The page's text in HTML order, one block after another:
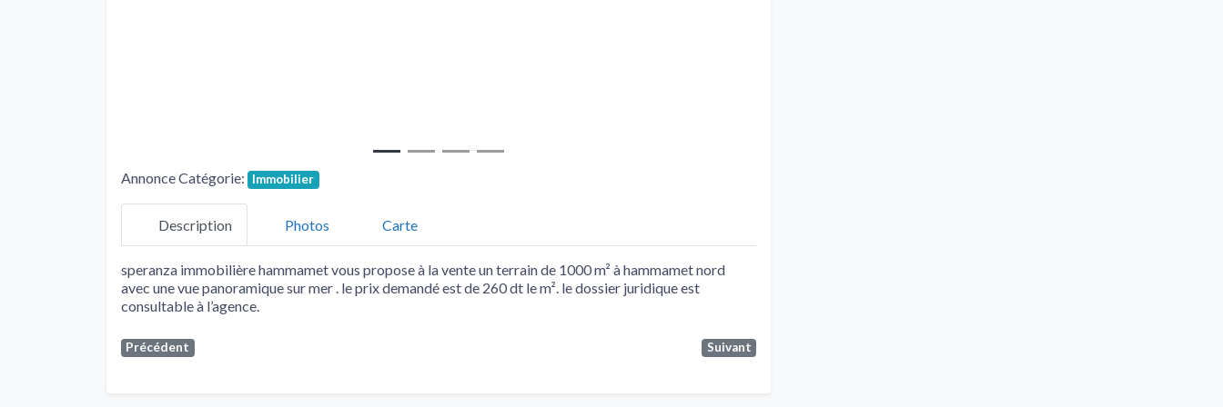
Annonce Catégorie: Immobilier
Description Photos Carte
speranza immobilière hammamet vous propose à la vente un terrain de 1000 m² à hammamet nord
avec une vue panoramique sur mer . le prix demandé est de 260 dt le m². le dossier juridique est
consultable à l’agence.
Précédent Suivant